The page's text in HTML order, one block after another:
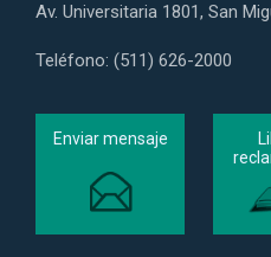
Av. Universitaria 1801, San
Teléfono: (511) 626-2000
Enviar mensaje